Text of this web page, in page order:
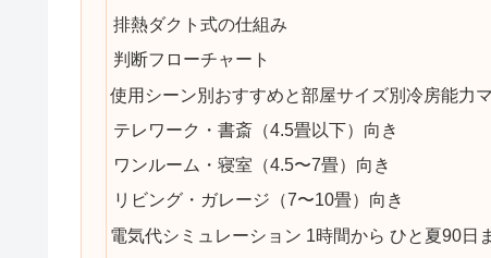
排熱ダクト式の仕組み
判断フローチャート
使用シーン別おすすめと部屋サイズ別冷房能力
テレワーク・書斎（4.5畳以下）向き
ワンルーム・寝室（4.5〜7畳）向き
リビング・ガレージ（7〜10畳）向き
電気代シミュレーション 1時間から ひと夏90日